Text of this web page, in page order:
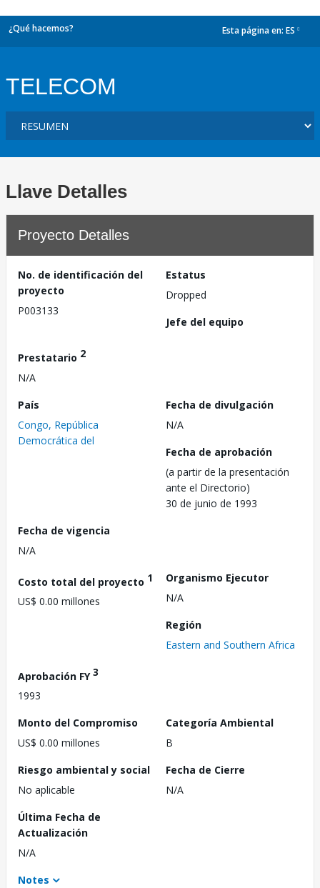
¿Qué hacemos? Esta página en: ES
TELECOM
Llave Detalles
Proyecto Detalles
No. de identificación del
proyecto
P003133
Estatus
Dropped
Jefe del equipo
Prestatario 2
N/A
País
Congo, República
Democrática del
Fecha de divulgación
N/A
Fecha de aprobación
(a partir de la presentación
ante el Directorio)
30 de junio de 1993
Fecha de vigencia
N/A
Costo total del proyecto 1
US$ 0.00 millones
Organismo Ejecutor
N/A
Región
Eastern and Southern Africa
Aprobación FY3
1993
Monto del Compromiso
US$ 0.00 millones
Categoría Ambiental
B
Riesgo ambiental y social
No aplicable
Fecha de Cierre
N/A
Última Fecha de
Actualización
N/A
Notes